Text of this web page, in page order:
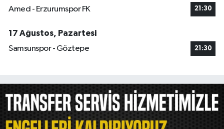
Amed - Erzurumspor FK 21:30
17 Ağustos, Pazartesi
Samsunspor - Göztepe
21:30